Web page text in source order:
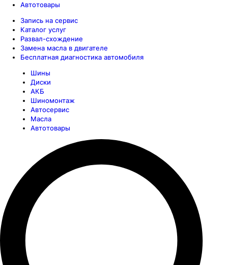
Автотовары
Запись на сервис
Каталог услуг
Развал-схождение
Замена масла в двигателе
Бесплатная диагностика автомобиля
Шины
Диски
АКБ
Шиномонтаж
Автосервис
Масла
Автотовары